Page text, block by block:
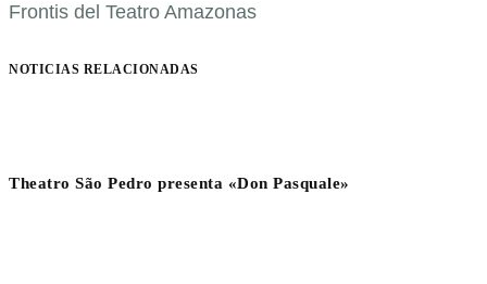
Frontis del Teatro Amazonas
NOTICIAS RELACIONADAS
Theatro São Pedro presenta «Don Pasquale»